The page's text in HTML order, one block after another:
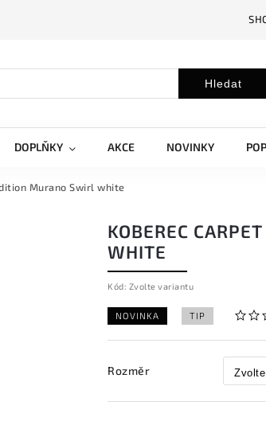
Hledat
DOPLŇKY AKCE NOVINKY
Murano Swirl white
KOBEREC
WHITE
Kód: Zvolte variantu
NOVINKA TIP
Rozměr